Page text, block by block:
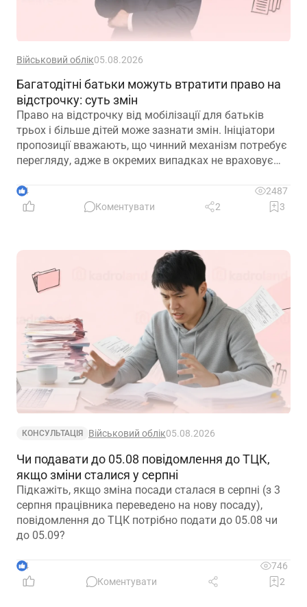
Військовий облік05.08.2026
Багатодітні батьки можуть втратити право на
відстрочку: суть змін
Право на відстрочку від мобілізації для батьків
трьох і більше дітей може зазнати змін. Ініціатори
пропозиції вважають, що чинний механізм потребує
перегляду, адже в окремих випадках не враховує
дітей
4
2487
Коментувати
2 3
КОНСУЛЬТАЦІЯ Військовий облік05.08.2026
Чи подавати до 05.08 повідомлення до ТЦК,
якщо зміни сталися у серпні
Підкажіть, якщо зміна посади сталася в серпні (з 3
серпня працівника переведено на нову посаду),
повідомлення до ТЦК потрібно подати до 05.08 чи
до 05.09?
4
746
Коментувати
2